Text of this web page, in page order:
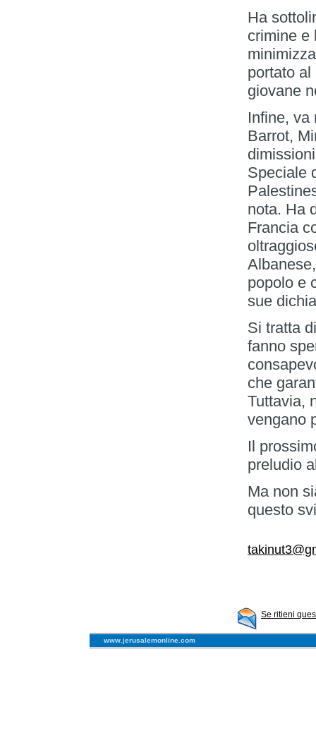
Ha
crimine e
portato
giovane
Infine, va
Barrot,
Speciale
nota. Ha
Francia
popolo e
sue
Si tratta
fanno
che
Tuttavia,
vengano
Il
preludio
Ma non
questo
Se ritieni
www.jerusalemonline.com